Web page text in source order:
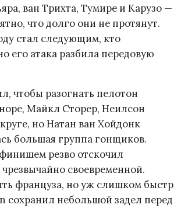
ван Трихта, Тумире и Карузо —
что долго они не протянут.
стал следующим, кто
его атака разбила передовую
чтобы разогнать пелотон
Майкл Сторер, Неилсон
но Натан ван Хойдонк
большая группа гонщиков.
резво отскочил
своевременной.
француза, но уж слишком быстр
сохранил небольшой задел перед